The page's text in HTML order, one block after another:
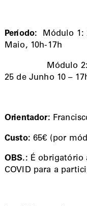
Período: Módulo 1:
Maio, 10h-17h
Módulo 2: 20
25 de Junho 10 –
Orientador:
Custo:65€ (por
OBS.: É obrigatório
COVID para a